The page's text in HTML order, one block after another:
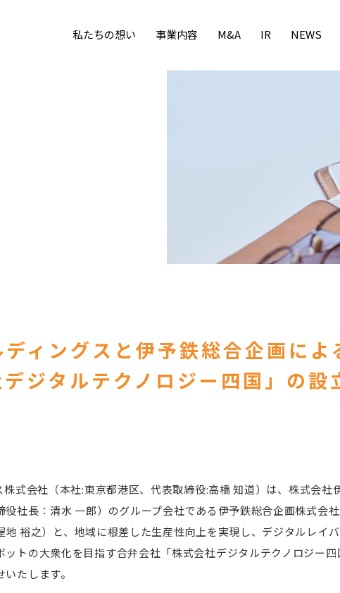
私たちの想い 事業内容 M&A IR NEWS
ィングスと伊予鉄総合企画によ
デジタルテクノロジー四国」の設
株式会社（本社:東京都港区、代表取締役:高橋 知道）は、株式会社
社長：清水 一郎）のグループ会社である伊予鉄総合企画株式会社
地 裕之）と、地域に根差した生産性向上を実現し、デジタルレイ
ットの大衆化を目指す合弁会社「株式会社デジタルテクノロジー
たします。